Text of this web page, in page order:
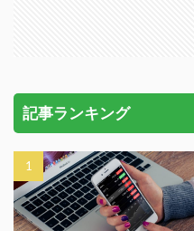
記事ランキング